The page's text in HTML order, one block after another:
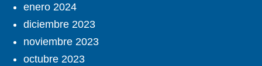
enero 2024
diciembre 2023
noviembre 2023
octubre 2023